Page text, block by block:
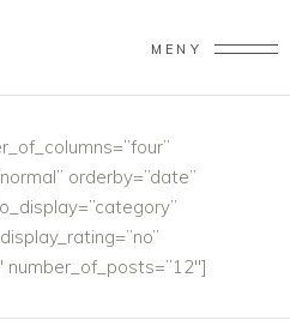
MENY
orderby=”date”